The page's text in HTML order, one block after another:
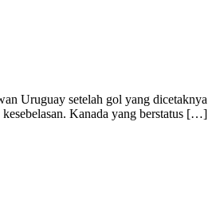
Uruguay setelah gol yang dicetaknya
Kanada yang berstatus […]